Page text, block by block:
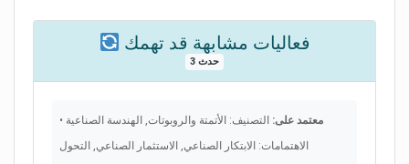
فعاليات مشابهة قد تهمك
3 حدث
معتمد على: التصنيف: الأتمتة والروبوتات, الهندسة الصناعية •
الاهتمامات: الابتكار الصناعي, الاستثمار الصناعي, التحول